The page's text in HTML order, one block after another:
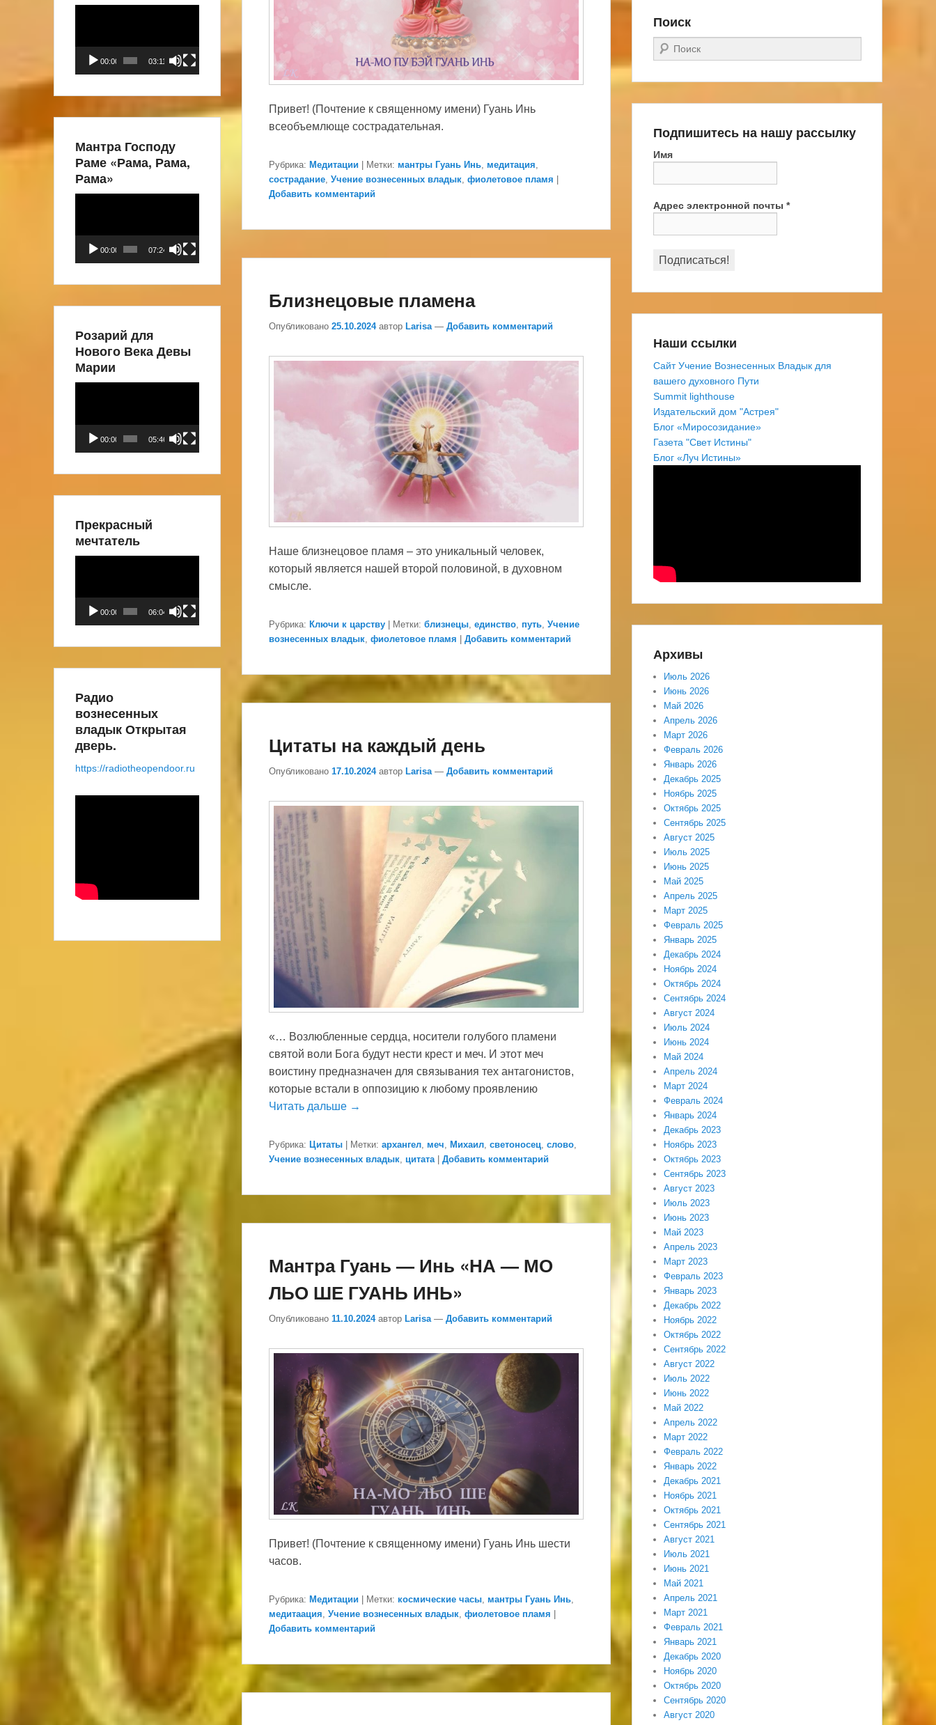
Привет! (Почтение к священному имени) Гуань Инь
всеобъемлюще сострадательная.
Рубрика: Медитации Метки: мантры Гуань Инь, медитация,
сострадание, Учение вознесенных владык, фиолетовое пламя
Добавить комментарий
Близнецовые пламена
Опубликовано 25.10.2024 автор Larisa — Добавить комментарий
Наше близнецовое пламя – это уникальный человек,
который является нашей второй половиной, в духовном
смысле.
Рубрика: Ключи к царству Метки: близнецы, единство, путь, Учение
вознесенных владык, фиолетовое пламя Добавить комментарий
Цитаты на каждый день
Опубликовано 17.10.2024 автор Larisa — Добавить комментарий
«… Возлюбленные сердца, носители голубого пламени
святой воли Бога будут нести крест и меч. И этот меч
воистину предназначен для связывания тех антагонистов,
которые встали в оппозицию к любому проявлению
Читать дальше →
Рубрика: Цитаты Метки: архангел, меч, Михаил, светоносец, слово,
Учение вознесенных владык, цитата Добавить комментарий
Мантра Гуань — Инь «НА — МО
ЛЬО ШЕ ГУАНЬ ИНЬ»
Опубликовано 11.10.2024 автор Larisa — Добавить комментарий
Привет! (Почтение к священному имени) Гуань Инь шести
часов.
Рубрика: Медитации Метки: космические часы, мантры Гуань Инь,
медитаация, Учение вознесенных владык, фиолетовое пламя
Добавить комментарий
Поиск
Поиск
Подпишитесь на нашу рассылку
Имя
Адрес электронной почты *
Наши ссылки
Сайт Учение Вознесенных Владык для
вашего духовного Пути
Summit lighthouse
Издательский дом "Астрея"
Блог «Миросозидание»
Газета "Свет Истины"
Блог «Луч Истины»
Архивы
Июль 2026
Июнь 2026
Май 2026
Апрель 2026
Март 2026
Февраль 2026
Январь 2026
Декабрь 2025
Ноябрь 2025
Октябрь 2025
Сентябрь 2025
Август 2025
Июль 2025
Июнь 2025
Май 2025
Апрель 2025
Март 2025
Февраль 2025
Январь 2025
Декабрь 2024
Ноябрь 2024
Октябрь 2024
Сентябрь 2024
Август 2024
Июль 2024
Июнь 2024
Май 2024
Апрель 2024
Март 2024
Февраль 2024
Январь 2024
Декабрь 2023
Ноябрь 2023
Октябрь 2023
Сентябрь 2023
Август 2023
Июль 2023
Июнь 2023
Май 2023
Апрель 2023
Март 2023
Февраль 2023
Январь 2023
Декабрь 2022
Ноябрь 2022
Октябрь 2022
Сентябрь 2022
Август 2022
Июль 2022
Июнь 2022
Май 2022
Апрель 2022
Март 2022
Февраль 2022
Январь 2022
Декабрь 2021
Ноябрь 2021
Октябрь 2021
Сентябрь 2021
Август 2021
Июль 2021
Июнь 2021
Май 2021
Апрель 2021
Март 2021
Февраль 2021
Январь 2021
Декабрь 2020
Ноябрь 2020
Октябрь 2020
Сентябрь 2020
Август 2020
00:00 03:11
Мантра Господу
Раме «Рама, Рама,
Рама»
00:00 07:24
Розарий для
Нового Века Девы
Марии
00:00 05:46
Прекрасный
мечтатель
00:00 06:04
Радио
вознесенных
владык Открытая
дверь.
https://radiotheopendoor.ru